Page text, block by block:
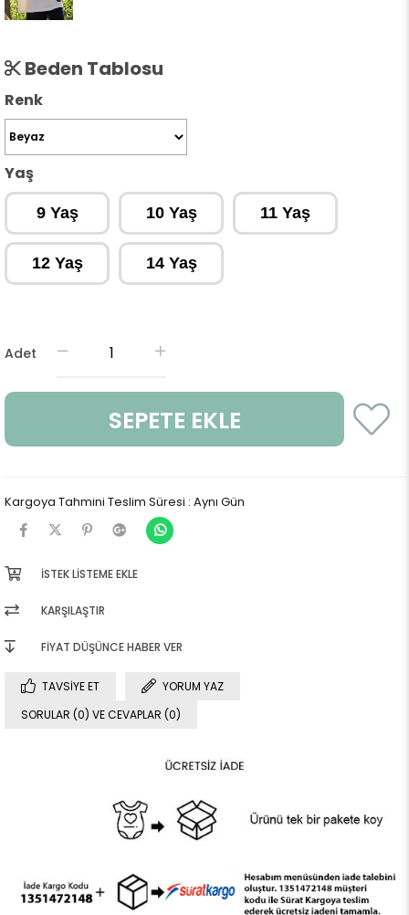
Beden Tablosu
Renk
Yaş
9 Yaş 10 Yaş 11 Yaş
12 Yaş 14 Yaş
Adet
Kargoya Tahmini Teslim Süresi : Aynı Gün
İSTEK LISTEME EKLE
KARŞILAŞTIR
FIYAT DÜŞÜNCE HABER VER
TAVSIYE ET
YORUM YAZ
SORULAR (0) VE CEVAPLAR (0)